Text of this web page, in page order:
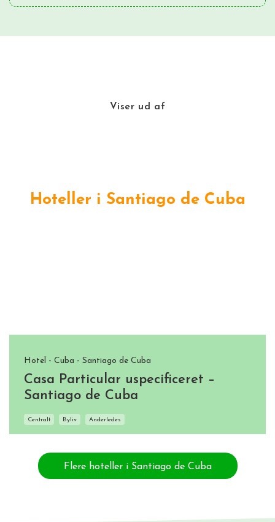
Viser ud af
Hoteller i Santiago de Cuba
Hotel - Cuba - Santiago de Cuba
Casa Particular uspecificeret –
Santiago de Cuba
Centralt Byliv Anderledes
Flere hoteller i Santiago de Cuba